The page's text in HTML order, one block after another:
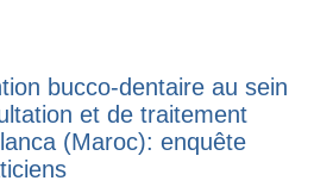
bucco-dentaire au sein
et de traitement
(Maroc): enquête